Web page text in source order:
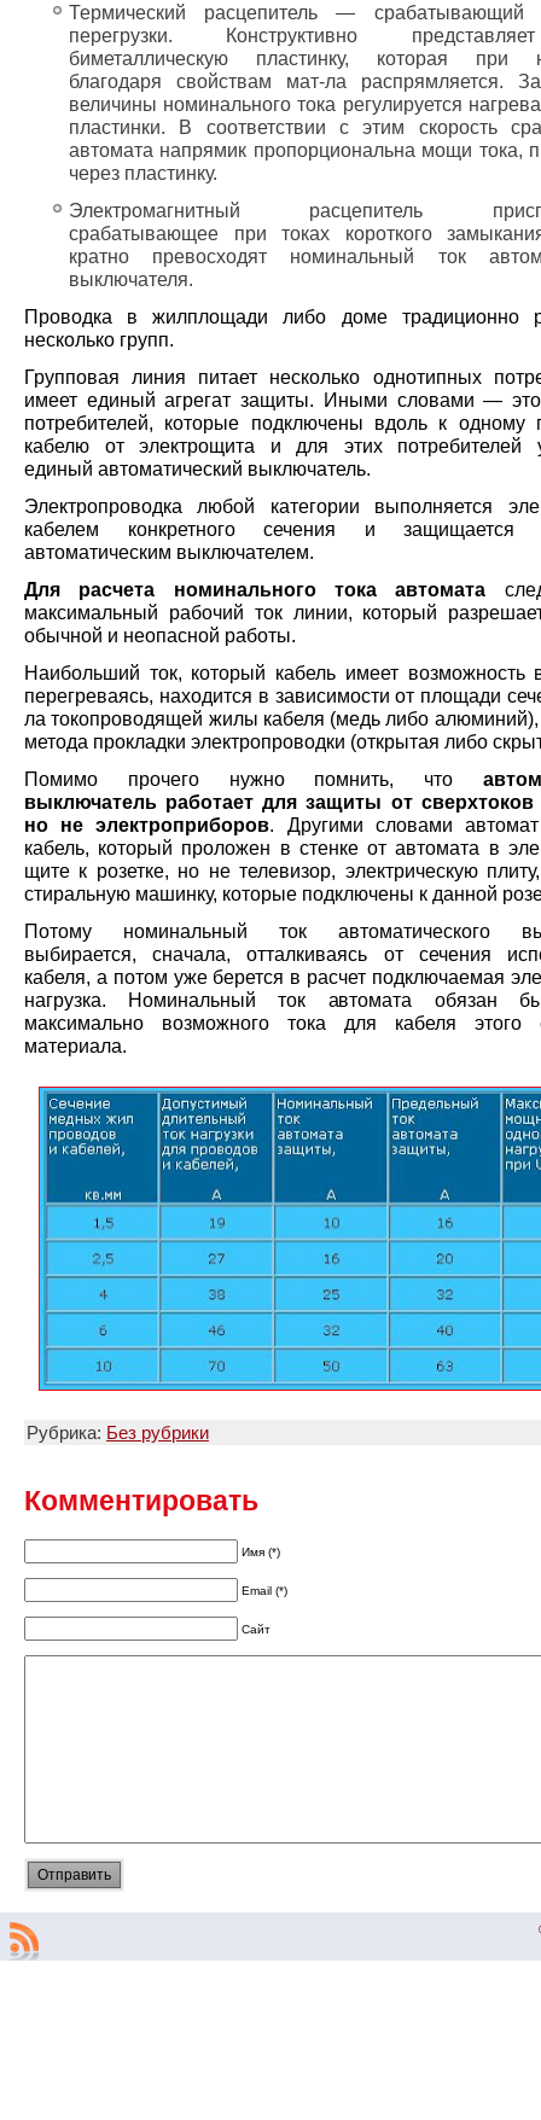
Термический расцепитель — срабатывающий
перегрузки. Конструктивно
биметаллическую пластинку, которая при
благодаря свойствам мат-ла распрямляется.
величины номинального тока регулируется
пластинки. В соответствии с этим скорость
автомата напрямик пропорциональна мощи тока,
через пластинку.
Электромагнитный расцепитель
срабатывающее при токах короткого
кратно превосходят номинальный ток
выключателя.
Проводка в жилплощади либо доме традиционно
несколько групп.
Групповая линия питает несколько однотипных
имеет единый агрегат защиты. Иными словами — это
потребителей, которые подключены вдоль к одному
кабелю от электрощита и для этих потребителей
единый автоматический выключатель.
Электропроводка любой категории выполняется
кабелем конкретного сечения и защищается
автоматическим выключателем.
Для расчета номинального тока автомата
максимальный рабочий ток линии, который
обычной и неопасной работы.
Наибольший ток, который кабель имеет возможность
перегреваясь, находится в зависимости от площади
ла токопроводящей жилы кабеля (медь либо алюминий),
метода прокладки электропроводки (открытая либо
Помимо прочего нужно помнить, что
выключатель работает для защиты от сверхтоков
но не электроприборов. Другими словами автомат
кабель, который проложен в стенке от автомата в
щите к розетке, но не телевизор, электрическую
стиральную машинку, которые подключены к данной
Потому номинальный ток автоматического
выбирается, сначала, отталкиваясь от сечения
кабеля, а потом уже берется в расчет подключаемая
нагрузка. Номинальный ток автомата обязан
максимально возможного тока для кабеля этого
материала.
Рубрика: Без рубрики
Комментировать
Имя (*)
Email (*)
Сайт